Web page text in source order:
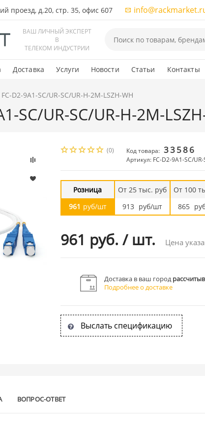
проезд, д.20, стр. 35, офис 607
ВАШ ЛИЧНЫЙ ЭКСПЕРТ
В
ТЕЛЕКОМ ИНДУСТРИИ
Доставка Услуги Новости Статьи Контакты
D2-9A1-SC/UR-SC/UR-H-2M-LSZH-WH
SC/UR-SC/UR-H-2M-
(0) Код товара: 33586
Артикул: FC-D2-9A1-SC/
Розница
961 руб/шт
От 25 тыс. руб
913 руб/шт
От 100
865
961 руб. / шт. Цена
Доставка в ваш город
Подробнее о доставке
Выслать спецификацию
ВОПРОС-ОТВЕТ